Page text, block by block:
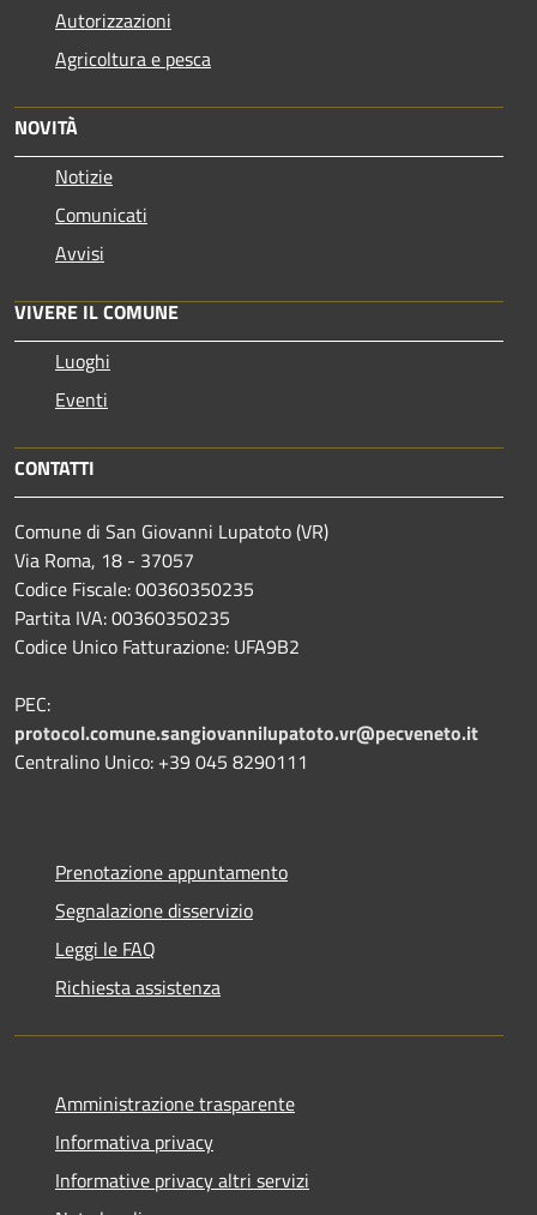
Autorizzazioni
Agricoltura e pesca
NOVITÀ
Notizie
Comunicati
Avvisi
VIVERE IL COMUNE
Luoghi
Eventi
CONTATTI
Comune di San Giovanni Lupatoto (VR)
Via Roma, 18 - 37057
Codice Fiscale: 00360350235
Partita IVA: 00360350235
Codice Unico Fatturazione: UFA9B2
PEC:
protocol.comune.sangiovannilupatoto.vr@pecveneto.it
Centralino Unico: +39 045 8290111
Prenotazione appuntamento
Segnalazione disservizio
Leggi le FAQ
Richiesta assistenza
Amministrazione trasparente
Informativa privacy
Informative privacy altri servizi